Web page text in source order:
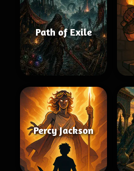
Path of Exile
Percy Jackson